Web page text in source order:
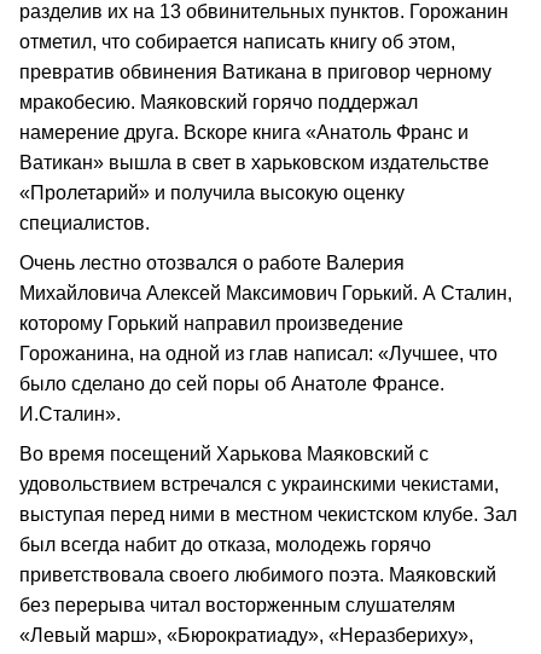
разделив их на 13 обвинительных пунктов. Горожанин
отметил, что собирается написать книгу об этом,
превратив обвинения Ватикана в приговор черному
мракобесию. Маяковский горячо поддержал
намерение друга. Вскоре книга «Анатоль Франс и
Ватикан» вышла в свет в харьковском издательстве
«Пролетарий» и получила высокую оценку
специалистов.
Очень лестно отозвался о работе Валерия
Михайловича Алексей Максимович Горький. А Сталин,
которому Горький направил произведение
Горожанина, на одной из глав написал: «Лучшее, что
было сделано до сей поры об Анатоле Франсе.
И.Сталин».
Во время посещений Харькова Маяковский с
удовольствием встречался с украинскими чекистами,
выступая перед ними в местном чекистском клубе. Зал
был всегда набит до отказа, молодежь горячо
приветствовала своего любимого поэта. Маяковский
без перерыва читал восторженным слушателям
«Левый марш», «Бюрократиаду», «Неразбериху»,